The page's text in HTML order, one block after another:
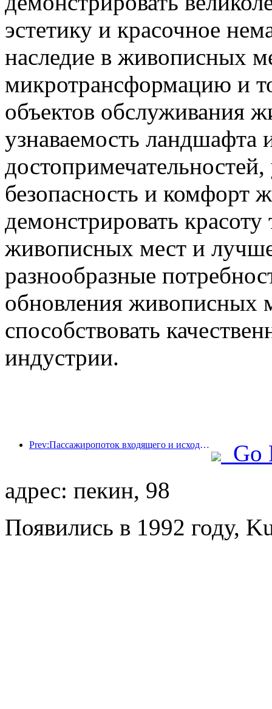
эстетику и красочное
наследие в живописных
микротрансформацию и
объектов обслуживания
узнаваемость ландшафта
безопасность и комфорт
демонстрировать
живописных мест и лучше
разнообразные
обновления живописных
способствовать
индустрии.
Prev:Пассажиропоток входящего и исходящего пассажиров аэропорта Шэньчжэня резко возрастает во время летних каникул, и многие иностранные авиакомпании увеличивают число своих маршрутов в Китае
Go
адрес: пекин, 98
Появились в 1992 году,